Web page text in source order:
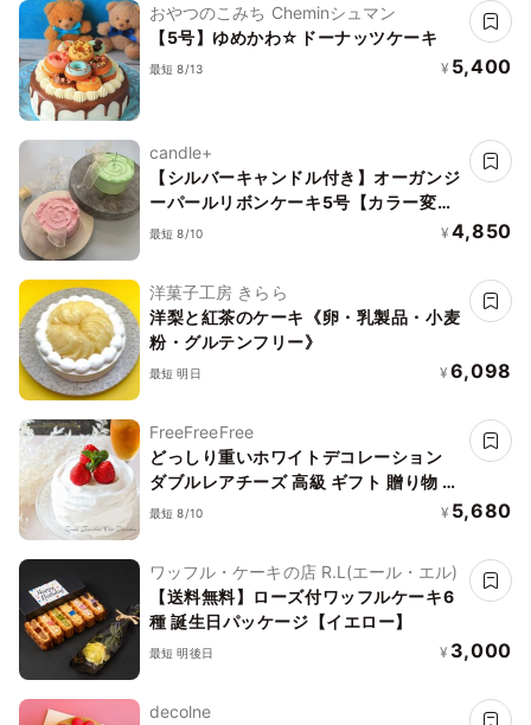
おやつのこみち Cheminシュマン
【5号】ゆめかわ☆ドーナッツケーキ
最短 8/13 ¥ 5,400
candle+
【シルバーキャンドル付き】オーガンジ
ーパールリボンケーキ5号【カラー変更
可】
最短 8/10 ¥ 4,850
洋菓子工房 きらら
洋梨と紅茶のケーキ《卵・乳製品・小麦
粉・グルテンフリー》
最短 明日 ¥ 6,098
FreeFreeFree
どっしり重いホワイトデコレーション
ダブルレアチーズ 高級 ギフト 贈り物 い
ちご 苺 ストロベリー アレルギー 小麦
ー
最短 8/10 ¥ 5,680
ワッフル・ケーキの店 R.L(エール・エル)
【送料無料】ローズ付ワッフルケーキ6
種 誕生日パッケージ【イエロー】
最短 明後日 ¥ 3,000
decolne